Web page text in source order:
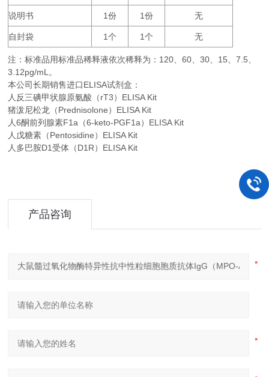
说明书 1份 1份 无
自封袋 1个 1个 无
注：标准品用标准品稀释液依次稀释为： 120、60、30、 15、7.5、
3.12pg/mL。
本公司长期销售进口ELISA试剂盒：
人反三碘甲状腺原氨酸（rT3）ELISA Kit
猪泼尼松龙（Prednisolone）ELISA Kit
人6酮前列腺素F1a（6-keto-PGF1a）ELISA Kit
人戊糖素（Pentosidine）ELISA Kit
人多巴胺D1受体（D1R）ELISA Kit
产品咨询